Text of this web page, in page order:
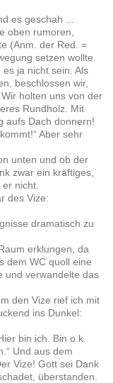
es geschah ...
oben rumoren,
(Anm. der Red. =
setzen wollte.
ja nicht sein. Als
beschlossen wir,
holten uns von der
Rundholz. Mit
aufs Dach donnern!
Aber sehr
unten und ob der
zwar ein kräftiges,
nicht.
des Vize:
dramatisch zu
erklungen, da
dem WC quoll eine
und verwandelte das
den Vize rief ich mit
ins Dunkel:
bin ich. Bin o.k.
Und aus dem
Vize! Gott sei Dank
überstanden.